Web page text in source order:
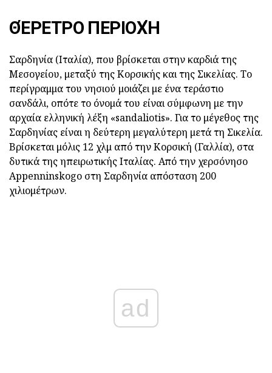
ΘΈΡΕΤΡΟ ΠΕΡΙΟΧΉ
Σαρδηνία (Ιταλία), που βρίσκεται στην καρδιά της
Μεσογείου, μεταξύ της Κορσικής και της Σικελίας. Το
περίγραμμα του νησιού μοιάζει με ένα τεράστιο
σανδάλι, οπότε το όνομά του είναι σύμφωνη με την
αρχαία ελληνική λέξη «sandaliotis». Για το μέγεθος της
Σαρδηνίας είναι η δεύτερη μεγαλύτερη μετά τη Σικελία.
Βρίσκεται μόλις 12 χλμ από την Κορσική (Γαλλία), στα
δυτικά της ηπειρωτικής Ιταλίας. Από την χερσόνησο
Appenninskogo στη Σαρδηνία απόσταση 200
χιλιομέτρων.
ad